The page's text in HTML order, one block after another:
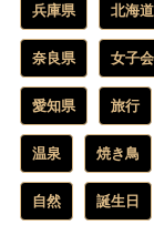
兵庫県 北海道
奈良県 女子会
愛知県 旅行
温泉 焼き鳥
自然 誕生日